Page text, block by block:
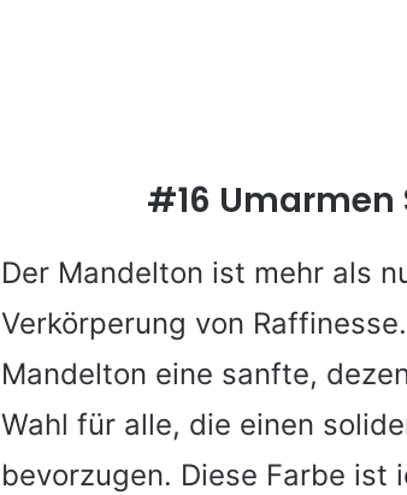
#16 Umarmen
Der Mandelton ist mehr als
Verkörperung von
Mandelton eine sanfte,
Wahl für alle, die einen
bevorzugen. Diese Farbe ist